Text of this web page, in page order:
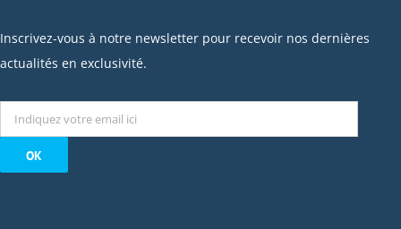
janvier 2023
décembre 2022
octobre 2022
septembre 2022
août 2022
Inscrivez-vous à notre newsletter pour recevoir nos dernières
actualités en exclusivité.